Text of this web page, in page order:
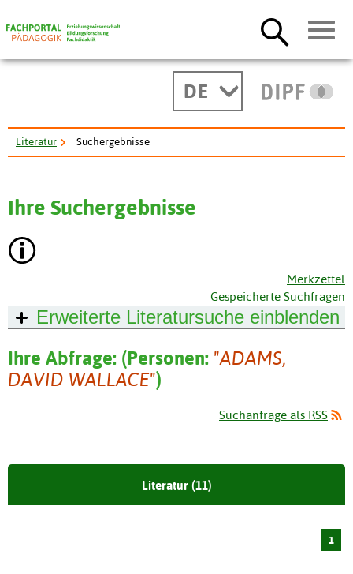
DE
Literatur Suchergebnisse
Ihre Suchergebnisse
Merkzettel
Gespeicherte Suchfragen
Erweiterte Literatursuche einblenden
Ihre Abfrage: (Personen: "ADAMS,
DAVID WALLACE")
Suchanfrage als RSS
Literatur (11)
1